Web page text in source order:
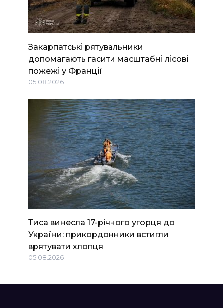
Закарпатські рятувальники
допомагають гасити масштабні лісові
пожежі у Франції
05.08.2026
Тиса винесла 17-річного угорця до
України: прикордонники встигли
врятувати хлопця
05.08.2026